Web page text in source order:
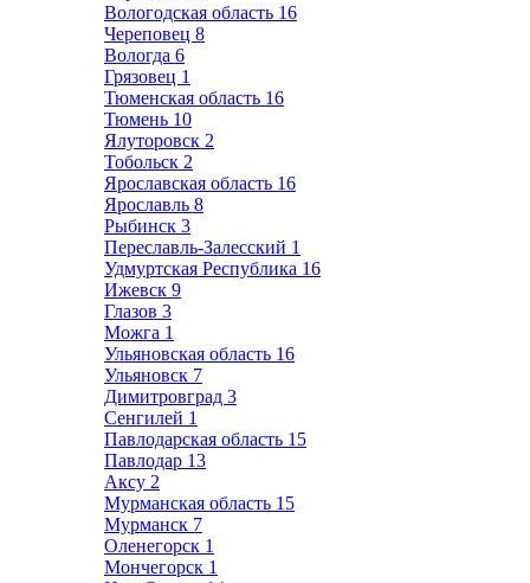
Вологодская область 16
Череповец 8
Вологда 6
Грязовец 1
Тюменская область 16
Тюмень 10
Ялуторовск 2
Тобольск 2
Ярославская область 16
Ярославль 8
Рыбинск 3
Переславль-Залесский 1
Удмуртская Республика 16
Ижевск 9
Глазов 3
Можга 1
Ульяновская область 16
Ульяновск 7
Димитровград 3
Сенгилей 1
Павлодарская область 15
Павлодар 13
Аксу 2
Мурманская область 15
Мурманск 7
Оленегорск 1
Мончегорск 1